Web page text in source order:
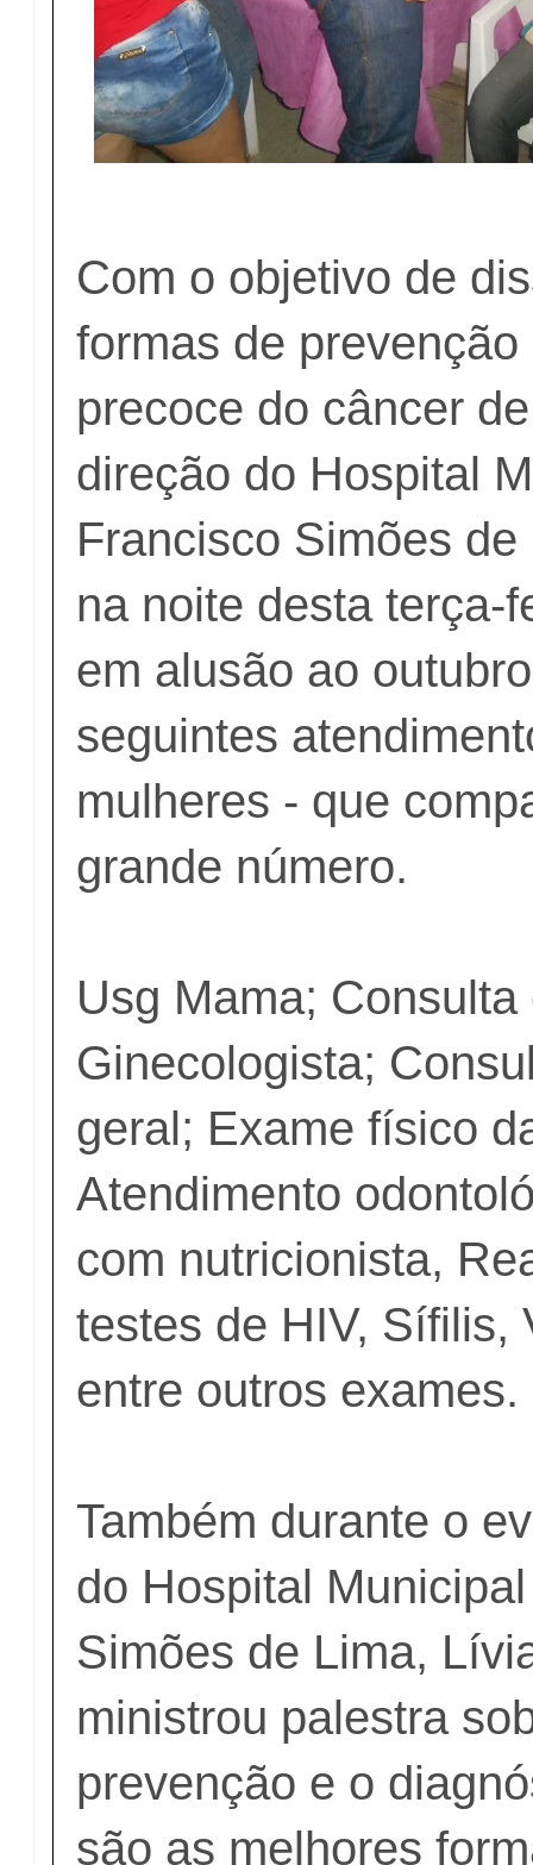
Com o objetivo de
formas de
precoce do câncer
direção do Hospital
Francisco Simões
na noite desta terça-
em alusão ao
seguintes
mulheres - que
grande número.
Usg Mama; Consulta
Ginecologista;
geral; Exame físico
Atendimento
com nutricionista,
testes de HIV, Sífilis,
entre outros exames.
Também durante o
do Hospital
Simões de Lima,
ministrou palestra
prevenção e o
são as melhores